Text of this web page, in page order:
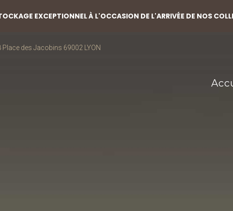
Place des Jacobins 69002 LYON
EXCEPTIONNEL À L'OCCASION DE L'ARRIVÉE DE NOS